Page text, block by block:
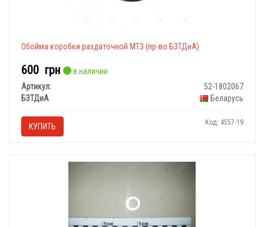
Обойма коробки раздаточной МТЗ (пр-во БЗТДиА)
600 грн
в наличии
Артикул:
52-1802067
БЗТДиА
Беларусь
КУПИТЬ Код: 4557-19